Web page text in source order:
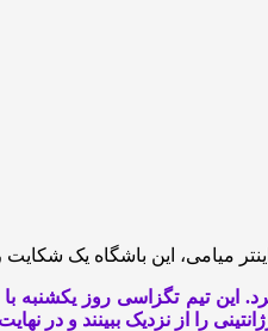
میامی، این باشگاه یک
را از نزدیک ببینند و